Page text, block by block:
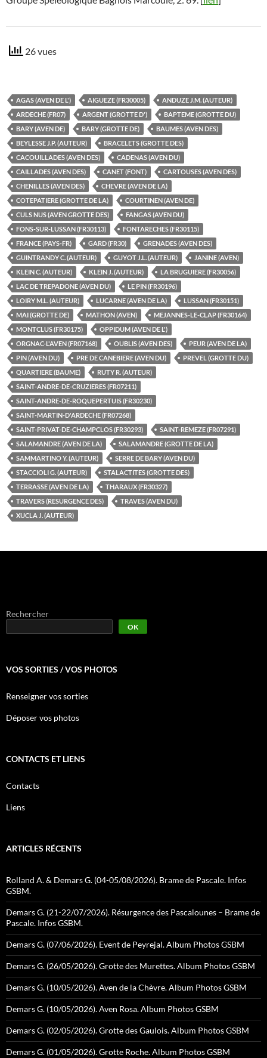
26 vues
AGAS (AVEN DE L') AIGUEZE (FR30005)
ANDUZE J.M. (AUTEUR)
ARDECHE (FR07)
ARGENT (GROTTE D')
BAPTEME (GROTTE DU)
BARY (AVEN DE)
BARY (GROTTE DE)
BAUMES (AVEN DES)
BEYLESSE J.P. (AUTEUR)
BRACELETS (GROTTE DES)
CACOUILLADES (AVEN DES)
CADENAS (AVEN DU)
CAILLADES (AVEN DES)
CANET (FONT)
CARTOUSES (AVEN DES)
CHENILLES (AVEN DES)
CHEVRE (AVEN DE LA)
COTEPATIERE (GROTTE DE LA)
COURTINEN (AVEN DE)
CULS NUS (AVEN GROTTE DES)
FANGAS (AVEN DU)
FONS-SUR-LUSSAN (FR30113)
FONTARECHES (FR30115)
FRANCE (PAYS-FR)
GARD (FR30)
GRENADES (AVEN DES)
GUINTRANDY C. (AUTEUR)
GUYOT J.L. (AUTEUR)
JANINE (AVEN)
KLEIN C. (AUTEUR)
KLEIN J. (AUTEUR)
LA BRUGUIERE (FR30056)
LAC DE TREPADONE (AVEN DU)
LE PIN (FR30196)
LOIRY M.L. (AUTEUR)
LUCARNE (AVEN DE LA)
LUSSAN (FR30151)
MAI (GROTTE DE)
MATHON (AVEN)
MEJANNES-LE-CLAP (FR30164)
MONTCLUS (FR30175)
OPPIDUM (AVEN DE L')
ORGNAC-L'AVEN (FR07168)
OUBLIS (AVEN DES)
PEUR (AVEN DE LA)
PIN (AVEN DU)
PRE DE CANEBIERE (AVEN DU)
PREVEL (GROTTE DU)
QUARTIERE (BAUME)
RUTY R. (AUTEUR)
SAINT-ANDRE-DE-CRUZIERES (FR07211)
SAINT-ANDRE-DE-ROQUEPERTUIS (FR30230)
SAINT-MARTIN-D'ARDECHE (FR07268)
SAINT-PRIVAT-DE-CHAMPCLOS (FR30293)
SAINT-REMEZE (FR07291)
SALAMANDRE (AVEN DE LA)
SALAMANDRE (GROTTE DE LA)
SAMMARTINO Y. (AUTEUR)
SERRE DE BARY (AVEN DU)
STACCIOLI G. (AUTEUR)
STALACTITES (GROTTE DES)
TERRASSE (AVEN DE LA)
THARAUX (FR30327)
TRAVERS (RESURGENCE DES)
TRAVES (AVEN DU)
XUCLA J. (AUTEUR)
Rechercher
OK
VOS SORTIES / VOS PHOTOS
Renseigner vos sorties
Déposer vos photos
CONTACTS ET LIENS
Contacts
Liens
ARTICLES RÉCENTS
Rolland A. & Demars G. (04-05/08/2026). Brame de Pascale. Infos
GSBM.
Demars G. (21-22/07/2026). Résurgence des Pascalounes – Brame de
Pascale. Infos GSBM.
Demars G. (07/06/2026). Event de Peyrejal. Album Photos GSBM
Demars G. (26/05/2026). Grotte des Murettes. Album Photos GSBM
Demars G. (10/05/2026). Aven de la Chèvre. Album Photos GSBM
Demars G. (10/05/2026). Aven Rosa. Album Photos GSBM
Demars G. (02/05/2026). Grotte des Gaulois. Album Photos GSBM
Demars G. (01/05/2026). Grotte Roche. Album Photos GSBM